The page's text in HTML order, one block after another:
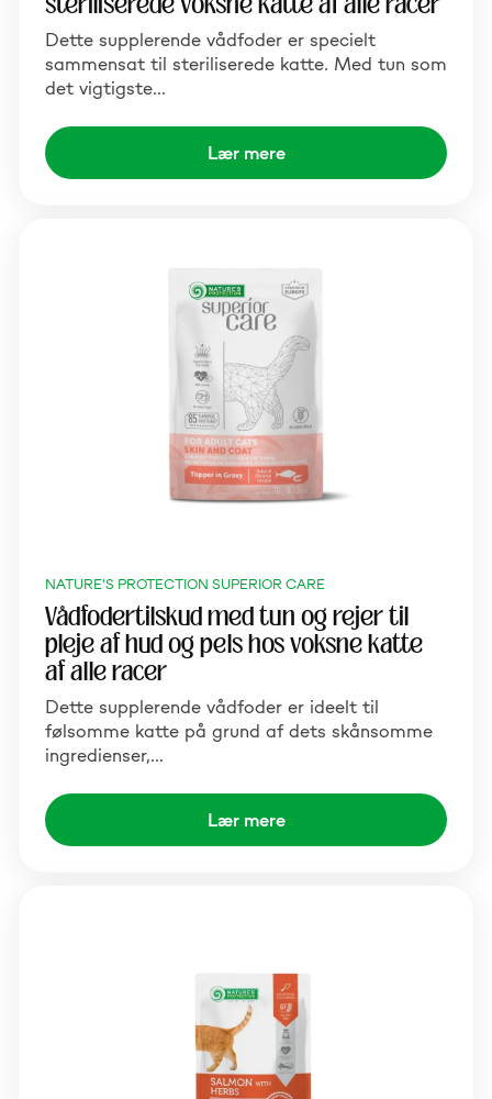
Dette supplerende vådfoder er specielt
sammensat til steriliserede katte. Med tun som
det vigtigste…
Lær mere
NATURE'S PROTECTION SUPERIOR CARE
Vådfodertilskud med tun og rejer til
pleje af hud og pels hos voksne katte
af alle racer
Dette supplerende vådfoder er ideelt til
følsomme katte på grund af dets skånsomme
ingredienser,…
Lær mere